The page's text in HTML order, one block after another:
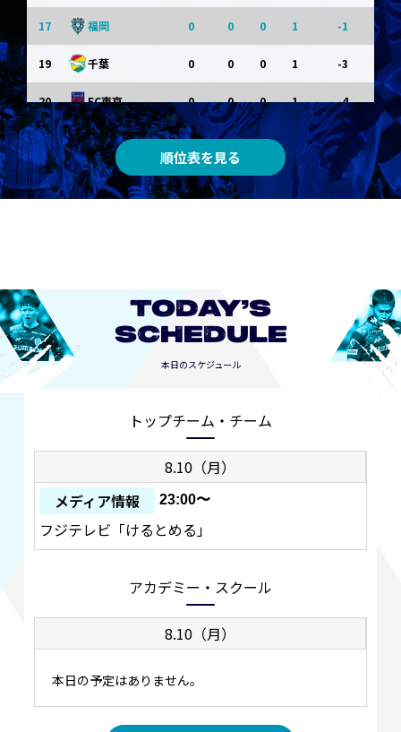
17 福岡 0 0 0 1 -1
19 千葉 0 0 0 1 -3
20 FC東京 0 0 0 1 -4
順位表を見る
TODAY’S
SCHEDULE
本日のスケジュール
トップチーム・チーム
8.10（月）
メディア情報
23:00〜
フジテレビ「けるとめる」
アカデミー・スクール
8.10（月）
本日の予定はありません。